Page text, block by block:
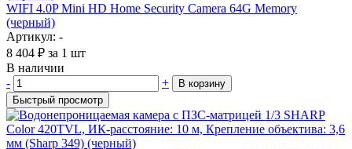
WIFI 4.0P Mini HD Home Security Camera 64G Memory
(черный)
Артикул: -
8 404 ₽ за 1 шт
В наличии
-
+
В корзину
Быстрый просмотр